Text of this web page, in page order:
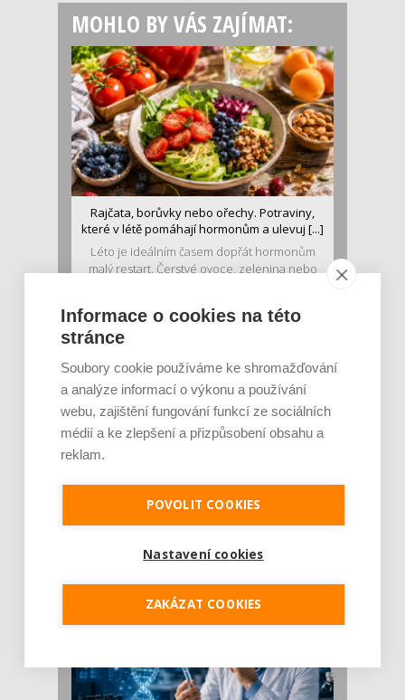
MOHLO BY VÁS ZAJÍMAT:
Rajčata, borůvky nebo ořechy. Potraviny,
které v létě pomáhají hormonům a ulevuj [...]
Léto je ideálním časem dopřát hormonům
malý restart. Čerstvé ovoce, zelenina nebo
Je jen pro sportovce, přiberu po něm a ve
stravě ho mám dostatek. Znáte nejčastějš [...]
Pojem protein již nějakou dobu rezonuje
se o ně...
Informace o cookies na této
stránce
Soubory cookie používáme ke shromažďování
a analýze informací o výkonu a používání
webu, zajištění fungování funkcí ze sociálních
médií a ke zlepšení a přizpůsobení obsahu a
reklam.
POVOLIT COOKIES
Nastavení cookies
ZAKÁZAT COOKIES